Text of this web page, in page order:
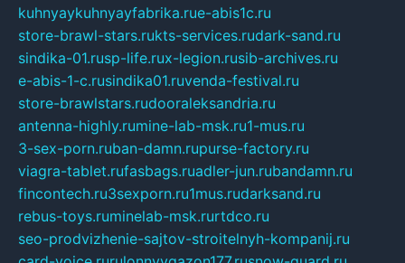
kuhnyaykuhnyayfabrika.rue-abis1c.ru
store-brawl-stars.rukts-services.rudark-sand.ru
sindika-01.rusp-life.rux-legion.rusib-archives.ru
e-abis-1-c.rusindika01.ruvenda-festival.ru
store-brawlstars.rudooraleksandria.ru
antenna-highly.rumine-lab-msk.ru1-mus.ru
3-sex-porn.ruban-damn.rupurse-factory.ru
viagra-tablet.rufasbags.ruadler-jun.rubandamn.ru
fincontech.ru3sexporn.ru1mus.rudarksand.ru
rebus-toys.ruminelab-msk.rurtdco.ru
seo-prodvizhenie-sajtov-stroitelnyh-kompanij.ru